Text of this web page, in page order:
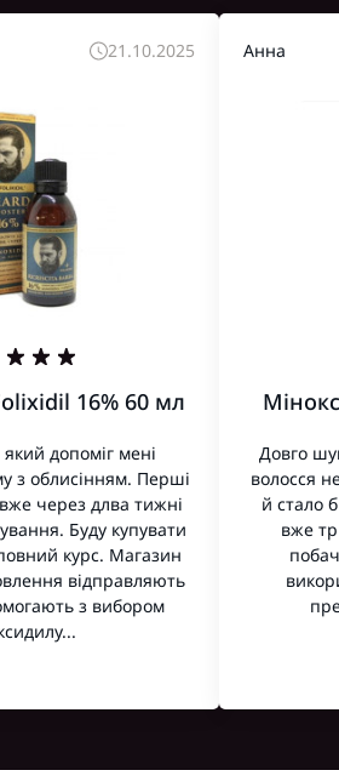
21.10.2025
16% 60 мл
допоміг мені
з облисінням. Перші
через длва тижні
Буду купувати
курс. Магазин
відправляють
з вибором
Анна
Довго
волосся
й стало
вже